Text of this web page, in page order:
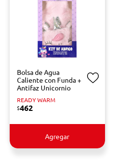
Bolsa de Agua
Caliente con Funda +
Antifaz Unicornio
READY WARM
$462
Agregar